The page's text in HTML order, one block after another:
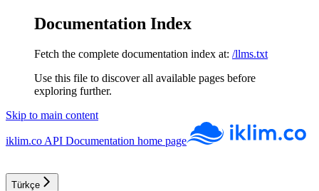
Documentation Index
Fetch the complete documentation index at: /llms.txt
Use this file to discover all available pages before
exploring further.
Skip to main content
iklim.co API Documentation home page
Türkçe